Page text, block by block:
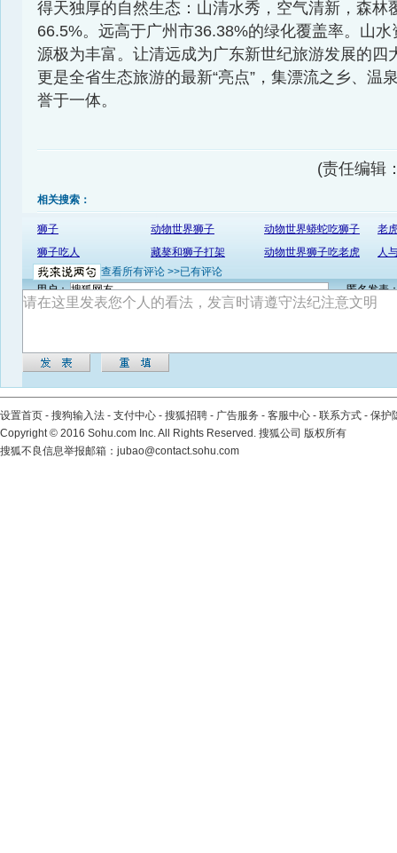
得天独厚的自然生态：山清水秀，空气清新，森林
66.5%。远高于广州市36.38%的绿化覆盖率。山水
源极为丰富。让清远成为广东新世纪旅游发展的四
更是全省生态旅游的最新“亮点”，集漂流之乡、温
誉于一体。
(责任编辑
相关搜索：
狮子 动物世界狮子 动物世界蟒蛇吃狮子
老
狮子吃人
藏獒和狮子打架 动物世界狮子吃老虎
人
查看所有评论 >>已有评论
用户：
匿名发表
设置首页 - 搜狗输入法 - 支付中心 - 搜狐招聘 - 广告服务 - 客服中心 - 联系方式 - 保护
Copyright© 2016 Sohu.com Inc. All Rights Reserved. 搜狐公司 版权所有
搜狐不良信息举报邮箱： jubao@contact.sohu.com